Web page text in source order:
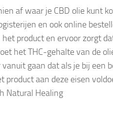
af ​​waar je CBD olie kunt
en ook online
product en ervoor zorgt
het THC-gehalte van de
vanuit gaan dat als je bij een
product aan deze eisen
Natural Healing